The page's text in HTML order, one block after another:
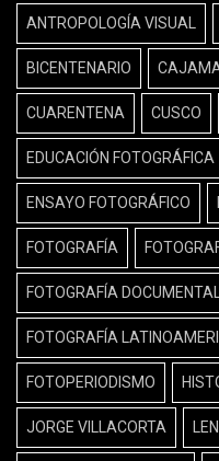
ANTROPOLOGÍA VISUAL
BICENTENARIO
CUARENTENA CUSCO
EDUCACIÓN FOTOGRÁFICA
ENSAYO FOTOGRÁFICO
FOTOGRAFÍA
FOTOGRAFÍA DOCUMENTAL
FOTOGRAFÍA
FOTOPERIODISMO
JORGE VILLACORTA